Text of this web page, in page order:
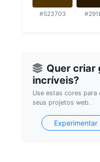
#523703
Quer criar
incríveis?
Use estas cores para
seus projetos web.
Experimentar